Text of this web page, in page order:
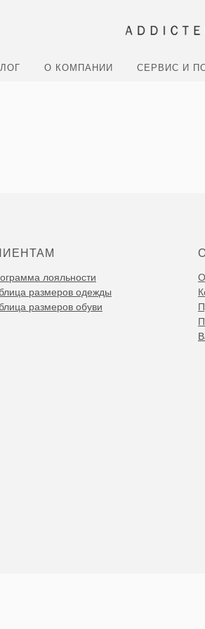
О КОМПАНИИ СЕРВИС И
лояльности
размеров одежды
размеров обуви